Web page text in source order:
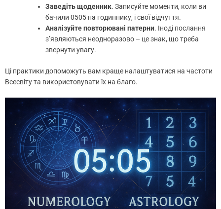
Заведіть щоденник. Записуйте моменти, коли ви
бачили 0505 на годиннику, і свої відчуття.
Аналізуйте повторювані патерни. Іноді послання
з’являються неодноразово – це знак, що треба
звернути увагу.
Ці практики допоможуть вам краще налаштуватися на частоти
Всесвіту та використовувати їх на благо.